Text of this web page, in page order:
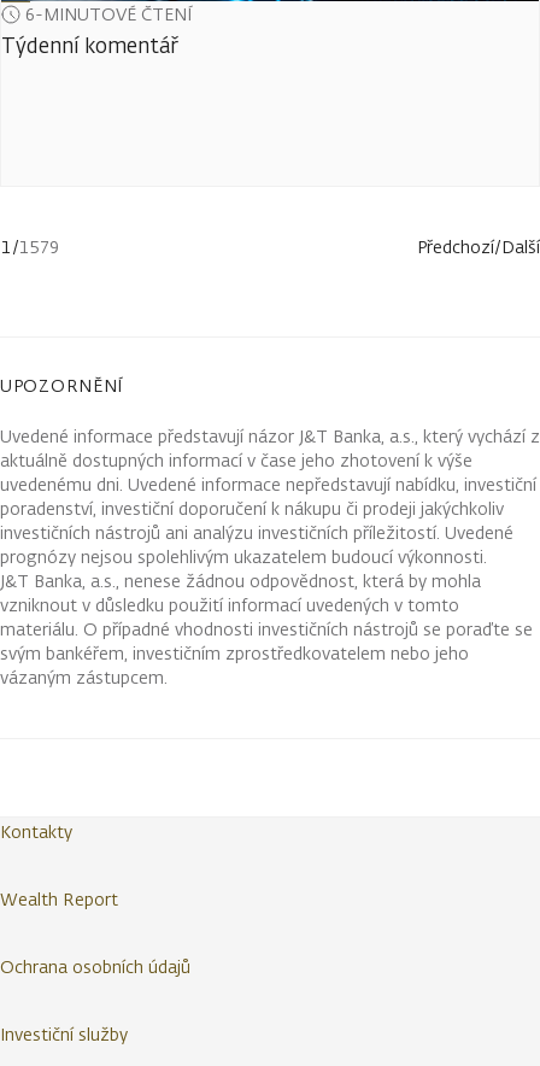
6-MINUTOVÉ ČTENÍ
Týdenní komentář
1/1579 Předchozí/Další
UPOZORNĚNÍ
Uvedené informace představují názor J&T Banka, a.s., který vychází z
aktuálně dostupných informací v čase jeho zhotovení k výše
uvedenému dni. Uvedené informace nepředstavují nabídku, investiční
poradenství, investiční doporučení k nákupu či prodeji jakýchkoliv
investičních nástrojů ani analýzu investičních příležitostí. Uvedené
prognózy nejsou spolehlivým ukazatelem budoucí výkonnosti.
J&T Banka, a.s., nenese žádnou odpovědnost, která by mohla
vzniknout v důsledku použití informací uvedených v tomto
materiálu. O případné vhodnosti investičních nástrojů se poraďte se
svým bankéřem, investičním zprostředkovatelem nebo jeho
vázaným zástupcem.
Kontakty
Wealth Report
Ochrana osobních údajů
Investiční služby